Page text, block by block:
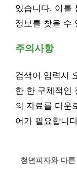
있습니다. 이를
정보를 찾을 수
주의사항
검색어 입력시
한 한 구체적인
의 자료를 다운
어가 필요합니
청년피자와 다